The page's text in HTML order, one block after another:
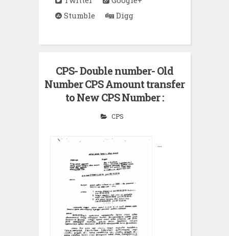
Stumble
Digg
CPS- Double number- Old
Number CPS Amount transfer
to New CPS Number :
CPS